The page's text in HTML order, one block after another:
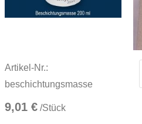
Artikel-Nr.:
beschichtungsmasse
9,01 € /Stück